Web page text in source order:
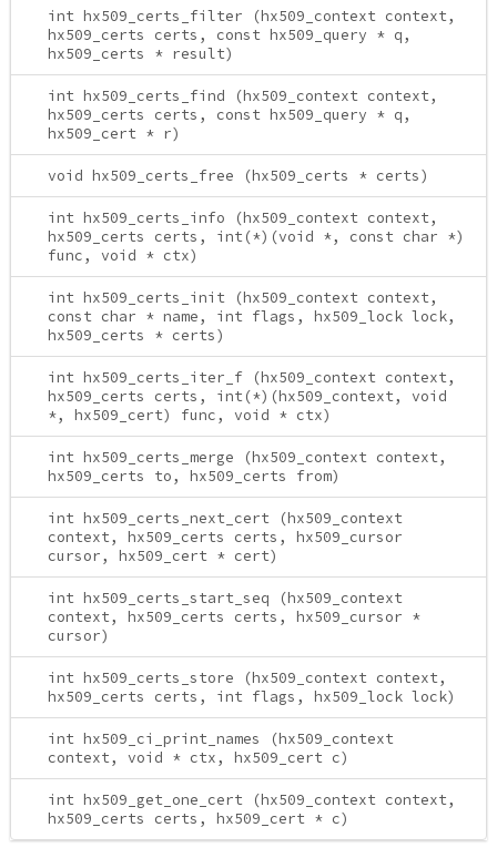
int hx509_certs_filter (hx509_context context,
hx509_certs certs, const hx509_query * q,
hx509_certs * result)
int hx509_certs_find (hx509_context context,
hx509_certs certs, const hx509_query * q,
hx509_cert * r)
void hx509_certs_free (hx509_certs * certs)
int hx509_certs_info (hx509_context context,
hx509_certs certs, int(*)(void *, const char *)
func, void * ctx)
int hx509_certs_init (hx509_context context,
const char * name, int flags, hx509_lock lock,
hx509_certs * certs)
int hx509_certs_iter_f (hx509_context context,
hx509_certs certs, int(*)(hx509_context, void
*, hx509_cert) func, void * ctx)
int hx509_certs_merge (hx509_context context,
hx509_certs to, hx509_certs from)
int hx509_certs_next_cert (hx509_context
context, hx509_certs certs, hx509_cursor
cursor, hx509_cert * cert)
int hx509_certs_start_seq (hx509_context
context, hx509_certs certs, hx509_cursor *
cursor)
int hx509_certs_store (hx509_context context,
hx509_certs certs, int flags, hx509_lock lock)
int hx509_ci_print_names (hx509_context
context, void * ctx, hx509_cert c)
int hx509_get_one_cert (hx509_context context,
hx509_certs certs, hx509_cert * c)